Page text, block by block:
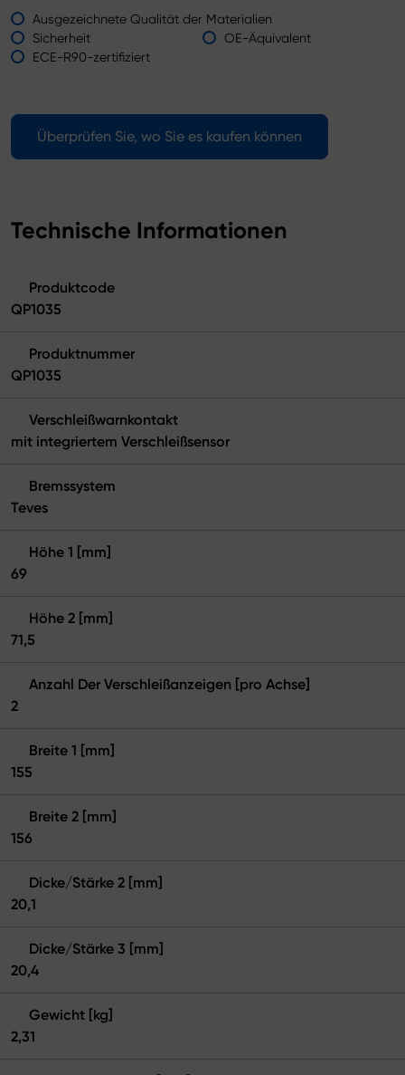
Ausgezeichnete Qualität der Materialien
Sicherheit
OE-Äquivalent
ECE-R90-zertifiziert
Überprüfen Sie, wo Sie es kaufen können
Technische Informationen
Produktcode
QP1035
Produktnummer
QP1035
Verschleißwarnkontakt
mit integriertem Verschleißsensor
Bremssystem
Teves
Höhe 1 [mm]
69
Höhe 2 [mm]
71,5
Anzahl Der Verschleißanzeigen [pro Achse]
2
Breite 1 [mm]
155
Breite 2 [mm]
156
Dicke/Stärke 2 [mm]
20,1
Dicke/Stärke 3 [mm]
20,4
Gewicht [kg]
2,31